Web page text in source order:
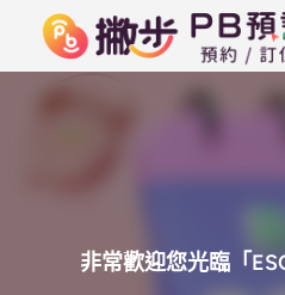
非常歡迎您光臨「